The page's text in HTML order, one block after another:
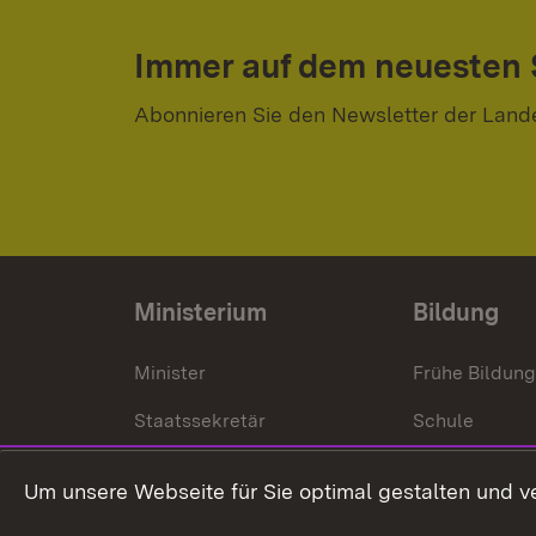
Immer auf dem neuesten
Abonnieren Sie den Newsletter der
Ministerium
Minister
Staatssekretär
Bildung
Frühe Bildung
Schule
Um unsere Webseite für Sie optimal gestalten und